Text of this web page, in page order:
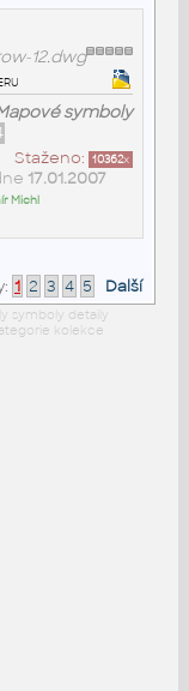
12.dwg
symboly
Staženo: 10362x
17.01.2007
Michl
1 2 3 4 5 Další
symboly detaily
kolekce